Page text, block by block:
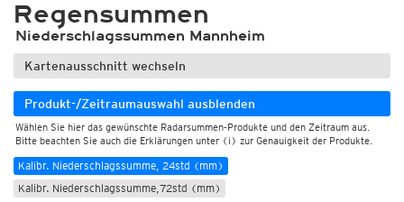
Regensummen
Niederschlagssummen Mannheim
Kartenausschnitt wechseln
Produkt-/Zeitraumauswahl ausblenden
Wählen Sie hier das gewünschte Radarsummen-Produkte und den Zeitraum aus.
Bitte beachten Sie auch die Erklärungen unter (i) zur Genauigkeit der Produkte.
Live-Radarsummen
Kalibrierte Radarsummen (Kachelmann GmbH)
Kalibr. Niederschlagssumme, 1std (mm)
Kalibr. Niederschlagssumme, 6std (mm)
Kalibr. Niederschlagssumme, 24std (mm)
Kalibr. Niederschlagssumme,72std (mm)